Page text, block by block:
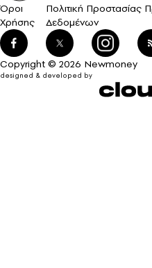
Όροι
Χρήσης
Πολιτική Προστασίας
Δεδομένων
Copyright © 2026 Newmoney
designed & developed by